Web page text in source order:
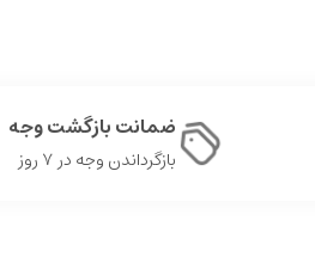
ضمانت بازگشت وجه
بازگرداندن وجه در ۷ روز